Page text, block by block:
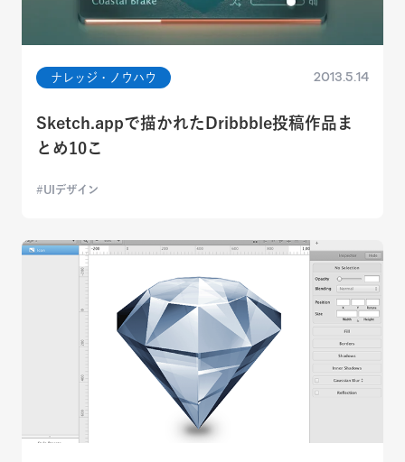
ナレッジ・ノウハウ 2013.5.14
Sketch.appで描かれたDribbble投稿作品ま
とめ10こ
UIデザイン